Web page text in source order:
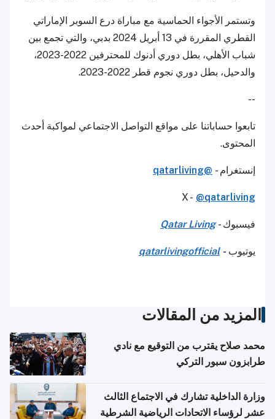
وتستمر الأجواء الحماسية مع مباراة درع السوبر الإماراتي
القطري المقررة في 13 أبريل 2024 بدبي، والتي تجمع بين
شباب الأهلي، بطل دوري أدنوك للمحترفين 2022-2023،
والدحيل، بطل دوري نجوم قطر 2022-2023.
--
تابعوا حساباتنا على مواقع التواصل الاجتماعي لمواكبة أحدث
المحتوى.
إنستغرام - @qatarliving
X - @qatarliving
فيسبوك -Qatar Living
يوتيوب-
qatarlivingofficial
المزيد من المقالات
محمد صلاح يقترب من التوقيع مع نادي
طرابزون سبور التركي
وزارة الداخلية تشارك في الاجتماع الثالث
عشر لرؤساء الاتحادات الرياضية الشرطية